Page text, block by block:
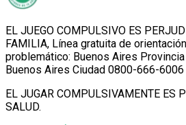
EL JUEGO COMPULSIVO ES
FAMILIA, Línea gratuita de
problemático: Buenos Aires
Buenos Aires Ciudad 0800-666-6006
EL JUGAR COMPULSIVAMENTE ES
SALUD.